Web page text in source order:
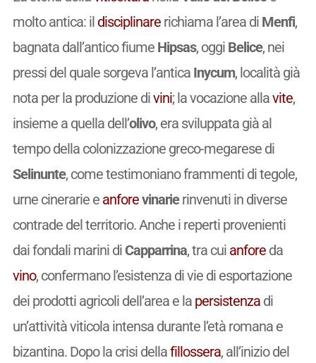
molto antica: il disciplinarerichiama l’area di Menfi,
bagnata dall’antico fiume Hipsas, oggi Belice, nei
pressi del quale sorgeva l’antica Inycum, località già
nota per la produzione divini; la vocazione allavite,
insieme a quella dell’olivo, era sviluppata già al
tempo della colonizzazione greco-megarese di
Selinunte, come testimoniano frammenti di tegole,
urne cinerarie e anforevinarierinvenuti in diverse
contrade del territorio. Anche i reperti provenienti
dai fondali marini di Capparrina, tra cui anforeda
vino, confermano l’esistenza di vie di esportazione
dei prodotti agricoli dell’area e la persistenzadi
un’attività viticola intensa durante l’età romana e
bizantina. Dopo la crisi dellafillossera, all’inizio del